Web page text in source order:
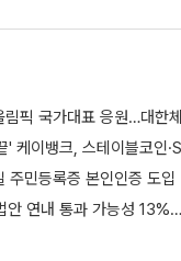
림픽 국가대표 응원…대한
' 케이뱅크, 스테이블코인
주민등록증 본인인증 도입
안 연내 통과 가능성